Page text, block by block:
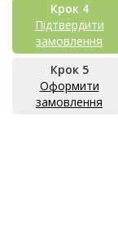
Крок 4
Підтвердити
замовлення
Крок 5
Оформити
замовлення